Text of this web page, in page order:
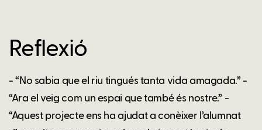
Reflexió
- “No sabia que el riu tingués tanta vida amagada.” -
“Ara el veig com un espai que també és nostre.” -
“Aquest projecte ens ha ajudat a conèixer l’alumnat